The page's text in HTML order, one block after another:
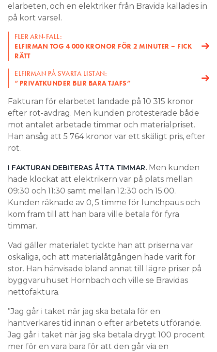
elarbeten, och en elektriker från Bravida kallades in
på kort varsel.
FLER ARN-FALL:
ELFIRMAN TOG 4 000 KRONOR FÖR 2 MINUTER – FICK
RÄTT
ELFIRMAN PÅ SVARTA LISTAN:
”PRIVATKUNDER BLIR BARA TJAFS”
Fakturan för elarbetet landade på 10 315 kronor
efter rot-avdrag. Men kunden protesterade både
mot antalet arbetade timmar och materialpriset.
Han ansåg att 5 764 kronor var ett skäligt pris, efter
rot.
I FAKTURAN DEBITERAS ÅTTA TIMMAR. Men kunden
hade klockat att elektrikern var på plats mellan
09:30 och 11:30 samt mellan 12:30 och 15:00.
Kunden räknade av 0, 5 timme för lunchpaus och
kom fram till att han bara ville betala för fyra
timmar.
Vad gäller materialet tyckte han att priserna var
oskäliga, och att materialåtgången hade varit för
stor. Han hänvisade bland annat till lägre priser på
byggvaruhuset Hornbach och ville se Bravidas
nettofaktura.
”Jag går i taket när jag ska betala för en
hantverkares tid innan o efter arbetets utförande.
Jag går i taket när jag ska betala drygt 100 procent
mer för en vara bara för att den går via en